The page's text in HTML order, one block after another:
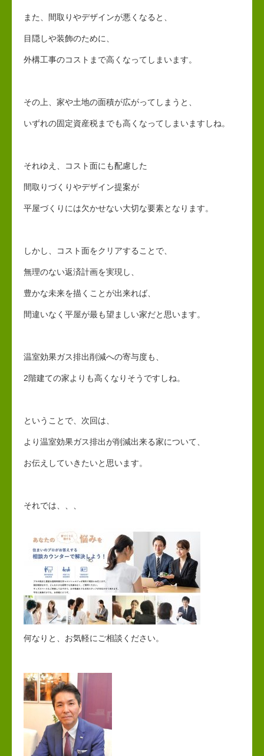
また、間取りやデザインが悪くなると、
目隠しや装飾のために、
外構工事のコストまで高くなってしまいます。
その上、家や土地の面積が広がってしまうと、
いずれの固定資産税までも高くなってしまいますしね。
それゆえ、コスト面にも配慮した
間取りづくりやデザイン提案が
平屋づくりには欠かせない大切な要素となります。
しかし、コスト面をクリアすることで、
無理のない返済計画を実現し、
豊かな未来を描くことが出来れば、
間違いなく平屋が最も望ましい家だと思います。
温室効果ガス排出削減への寄与度も、
2階建ての家よりも高くなりそうですしね。
ということで、次回は、
より温室効果ガス排出が削減出来る家について、
お伝えしていきたいと思います。
それでは、、、
何なりと、お気軽にご相談ください。